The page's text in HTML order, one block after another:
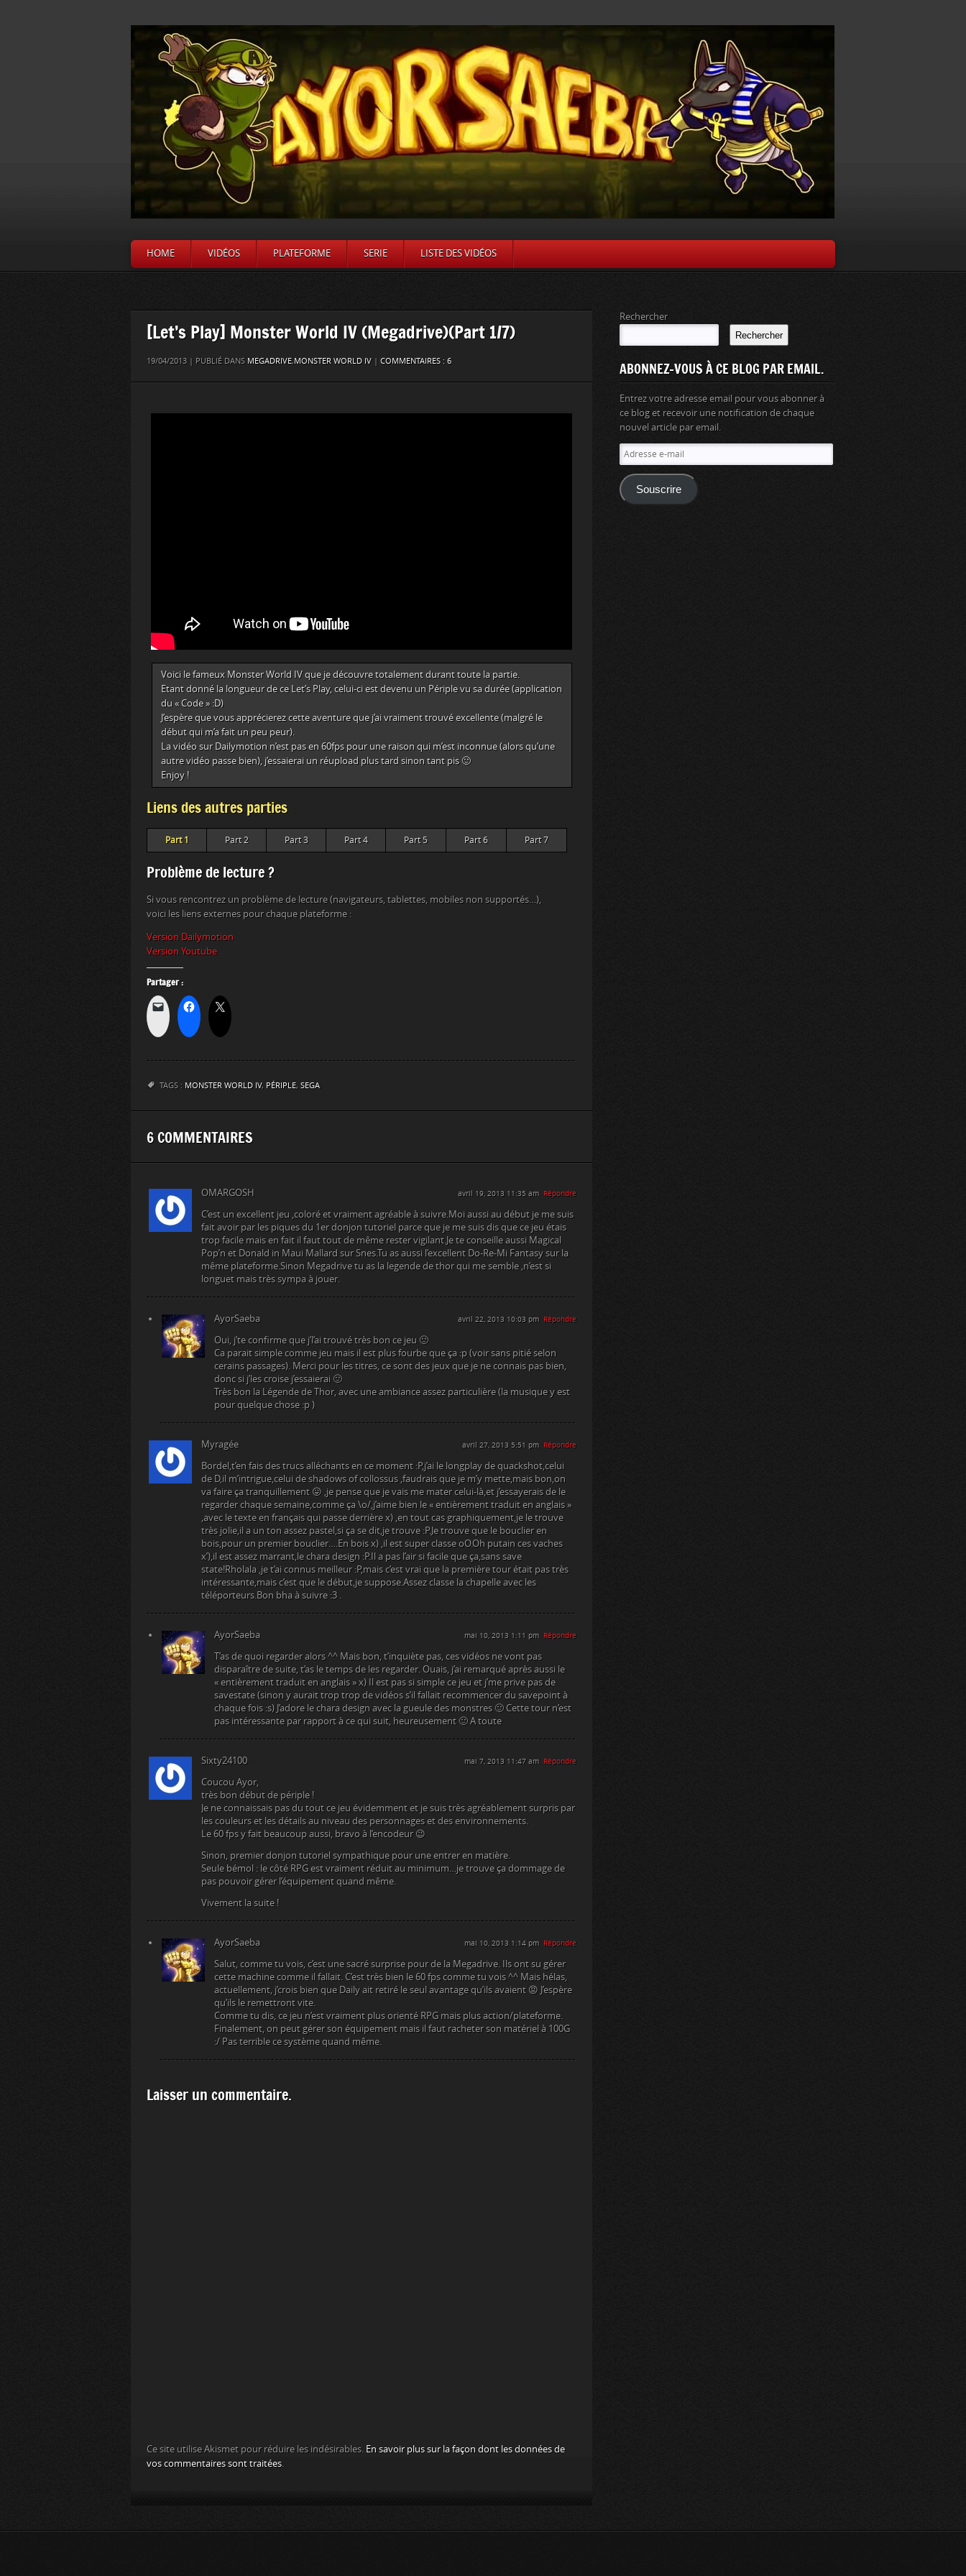
HOME VIDÉOS PLATEFORME SERIE LISTE DES VIDÉOS
[Let’s Play] Monster World IV (Megadrive)(Part 1/7)
19/04/2013 | PUBLIÉ DANS MEGADRIVE,MONSTER WORLD IV | COMMENTAIRES : 6
Voici le fameux Monster World IV que je découvre totalement durant toute la partie.
Etant donné la longueur de ce Let’s Play, celui-ci est devenu un Périple vu sa durée (application
du « Code » :D)
J’espère que vous apprécierez cette aventure que j’ai vraiment trouvé excellente (malgré le
début qui m’a fait un peu peur).
La vidéo sur Dailymotion n’est pas en 60fps pour une raison qui m’est inconnue (alors qu’une
autre vidéo passe bien), j’essaierai un réupload plus tard sinon tant pis 🙂
Enjoy !
Liens des autres parties
Part 1 Part 2 Part 3 Part 4 Part 5 Part 6 Part 7
Problème de lecture ?
Si vous rencontrez un problème de lecture (navigateurs, tablettes, mobiles non supportés…),
voici les liens externes pour chaque plateforme :
Version Dailymotion
Version Youtube
Partager :
TAGS : MONSTER WORLD IV, PÉRIPLE, SEGA
6 COMMENTAIRES
OMARGOSH avril 19, 2013 11:35 am Répondre
C’est un excellent jeu ,coloré et vraiment agréable à suivre.Moi aussi au début je me suis
fait avoir par les piques du 1er donjon tutoriel parce que je me suis dis que ce jeu étais
trop facile mais en fait il faut tout de même rester vigilant.Je te conseille aussi Magical
Pop’n et Donald in Maui Mallard sur Snes.Tu as aussi l’excellent Do-Re-Mi Fantasy sur la
même plateforme.Sinon Megadrive tu as la legende de thor qui me semble ,n’est si
longuet mais très sympa à jouer.
AyorSaeba avril 22, 2013 10:03 pm Répondre
Oui, j’te confirme que j’l’ai trouvé très bon ce jeu 🙂
Ca parait simple comme jeu mais il est plus fourbe que ça :p (voir sans pitié selon
cerains passages). Merci pour les titres, ce sont des jeux que je ne connais pas bien,
donc si j’les croise j’essaierai 🙂
Très bon la Légende de Thor, avec une ambiance assez particulière (la musique y est
pour quelque chose :p )
Myragée avril 27, 2013 5:51 pm Répondre
Bordel,t’en fais des trucs alléchants en ce moment :P,j’ai le longplay de quackshot,celui
de D,il m’intrigue,celui de shadows of collossus ,faudrais que je m’y mette,mais bon,on
va faire ça tranquillement 😛 ,je pense que je vais me mater celui-là,et j’essayerais de le
regarder chaque semaine,comme ça \o/,j’aime bien le « entièrement traduit en anglais »
,avec le texte en français qui passe derrière x) ,en tout cas graphiquement,je le trouve
très jolie,il a un ton assez pastel,si ça se dit,je trouve :P.Je trouve que le bouclier en
bois,pour un premier bouclier….En bois x) ,il est super classe oO.Oh putain ces vaches
x’),il est assez marrant,le chara design :P.Il a pas l’air si facile que ça,sans save
state!Rholala ,je t’ai connus meilleur :P,mais c’est vrai que la première tour était pas très
intéressante,mais c’est que le début,je suppose.Assez classe la chapelle avec les
téléporteurs.Bon bha à suivre :3 .
AyorSaeba mai 10, 2013 1:11 pm Répondre
T’as de quoi regarder alors ^^ Mais bon, t’inquiète pas, ces vidéos ne vont pas
disparaître de suite, t’as le temps de les regarder. Ouais, j’ai remarqué après aussi le
« entièrement traduit en anglais » x) Il est pas si simple ce jeu et j’me prive pas de
savestate (sinon y aurait trop trop de vidéos s’il fallait recommencer du savepoint à
chaque fois :s) J’adore le chara design avec la gueule des monstres 🙂 Cette tour n’est
pas intéressante par rapport à ce qui suit, heureusement 🙂 A toute
Sixty24100 mai 7, 2013 11:47 am Répondre
Coucou Ayor,
très bon début de périple !
Je ne connaissais pas du tout ce jeu évidemment et je suis très agréablement surpris par
les couleurs et les détails au niveau des personnages et des environnements.
Le 60 fps y fait beaucoup aussi, bravo à l’encodeur 😉
Sinon, premier donjon tutoriel sympathique pour une entrer en matière.
Seule bémol : le côté RPG est vraiment réduit au minimum…je trouve ça dommage de
pas pouvoir gérer l’équipement quand même.
Vivement la suite !
AyorSaeba mai 10, 2013 1:14 pm Répondre
Salut, comme tu vois, c’est une sacré surprise pour de la Megadrive. Ils ont su gérer
cette machine comme il fallait. C’est très bien le 60 fps comme tu vois ^^ Mais hélas,
actuellement, j’crois bien que Daily ait retiré le seul avantage qu’ils avaient 😡 J’espère
qu’ils le remettront vite.
Comme tu dis, ce jeu n’est vraiment plus orienté RPG mais plus action/plateforme.
Finalement, on peut gérer son équipement mais il faut racheter son matériel à 100G
:/ Pas terrible ce système quand même.
Laisser un commentaire.
Ce site utilise Akismet pour réduire les indésirables. En savoir plus sur la façon dont les données de
vos commentaires sont traitées.
Rechercher
Rechercher
ABONNEZ-VOUS À CE BLOG PAR EMAIL.
Entrez votre adresse email pour vous abonner à
ce blog et recevoir une notification de chaque
nouvel article par email.
Adresse
e-
mail
Souscrire